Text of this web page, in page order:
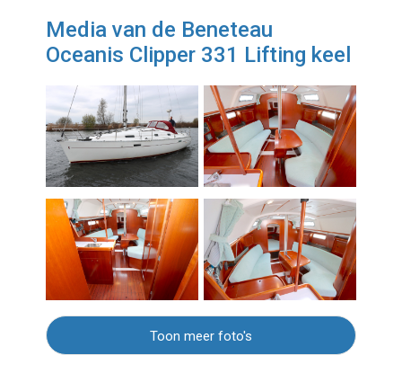
Media van de Beneteau
Oceanis Clipper 331 Lifting keel
Toon meer foto's